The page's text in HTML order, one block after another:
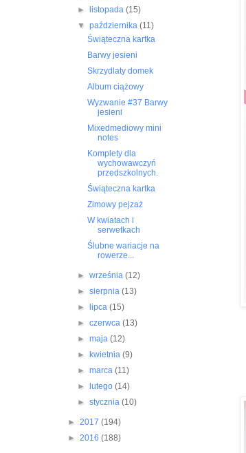
►
listopada (15)
▼ października (11)
Świąteczna kartka
Barwy jesieni
Skrzydlaty domek
Album ciążowy
Wyzwanie #37 Barwy
jesieni
Mixedmediowy mini
notes
Komplety dla
wychowawczyń
przedszkolnych.
Świąteczna kartka
Zimowy pejzaż
W kwiatach i
serwetkach
Ślubne wariacje na
rowerze...
► września (12)
► sierpnia (13)
►
lipca (15)
► czerwca (13)
► maja (12)
►
kwietnia (9)
► marca (11)
►
lutego (14)
► stycznia (10)
► 2017 (194)
► 2016 (188)